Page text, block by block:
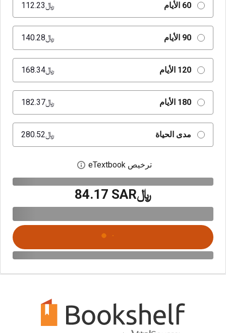
60 الأيام ﷼‎112.23
90 الأيام ﷼‎140.28
120 الأيام ﷼‎168.34
180 الأيام ﷼‎182.37
مدى الحياة ﷼‎280.52
ترخيص eTextbook افتح مربع حوار
﷼‎84.17 SAR